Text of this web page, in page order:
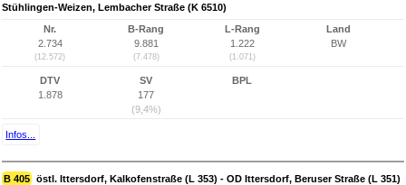
Stühlingen-Weizen, Lembacher Straße (K 6510)
Nr.
2.734
(12.572)
B-Rang
9.881
(7.478)
L-Rang
1.222
(1.071)
Land
BW
DTV
1.878
SV
177
(9,4%)
BPL
Infos...
B 405 östl. Ittersdorf, Kalkofenstraße (L 353) - OD Ittersdorf, Beruser Straße (L 351)